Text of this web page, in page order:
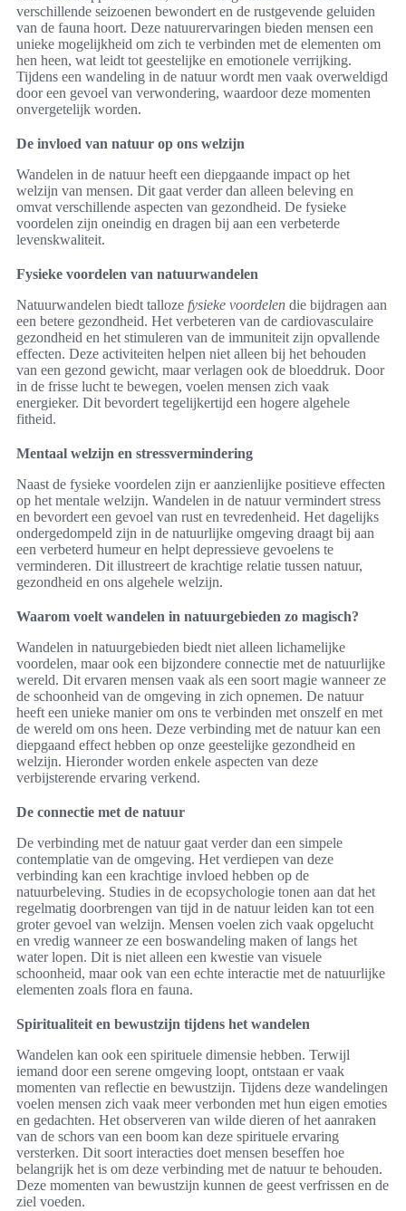
verschillende seizoenen bewondert en de rustgevende geluiden
van de fauna hoort. Deze natuurervaringen bieden mensen een
unieke mogelijkheid om zich te verbinden met de elementen om
hen heen, wat leidt tot geestelijke en emotionele verrijking.
Tijdens een wandeling in de natuur wordt men vaak overweldigd
door een gevoel van verwondering, waardoor deze momenten
onvergetelijk worden.
De invloed van natuur op ons welzijn
Wandelen in de natuur heeft een diepgaande impact op het
welzijn van mensen. Dit gaat verder dan alleen beleving en
omvat verschillende aspecten van gezondheid. De fysieke
voordelen zijn oneindig en dragen bij aan een verbeterde
levenskwaliteit.
Fysieke voordelen van natuurwandelen
Natuurwandelen biedt talloze fysieke voordelen die bijdragen aan
een betere gezondheid. Het verbeteren van de cardiovasculaire
gezondheid en het stimuleren van de immuniteit zijn opvallende
effecten. Deze activiteiten helpen niet alleen bij het behouden
van een gezond gewicht, maar verlagen ook de bloeddruk. Door
in de frisse lucht te bewegen, voelen mensen zich vaak
energieker. Dit bevordert tegelijkertijd een hogere algehele
fitheid.
Mentaal welzijn en stressvermindering
Naast de fysieke voordelen zijn er aanzienlijke positieve effecten
op het mentale welzijn. Wandelen in de natuur vermindert stress
en bevordert een gevoel van rust en tevredenheid. Het dagelijks
ondergedompeld zijn in de natuurlijke omgeving draagt bij aan
een verbeterd humeur en helpt depressieve gevoelens te
verminderen. Dit illustreert de krachtige relatie tussen natuur,
gezondheid en ons algehele welzijn.
Waarom voelt wandelen in natuurgebieden zo magisch?
Wandelen in natuurgebieden biedt niet alleen lichamelijke
voordelen, maar ook een bijzondere connectie met de natuurlijke
wereld. Dit ervaren mensen vaak als een soort magie wanneer ze
de schoonheid van de omgeving in zich opnemen. De natuur
heeft een unieke manier om ons te verbinden met onszelf en met
de wereld om ons heen. Deze verbinding met de natuur kan een
diepgaand effect hebben op onze geestelijke gezondheid en
welzijn. Hieronder worden enkele aspecten van deze
verbijsterende ervaring verkend.
De connectie met de natuur
De verbinding met de natuur gaat verder dan een simpele
contemplatie van de omgeving. Het verdiepen van deze
verbinding kan een krachtige invloed hebben op de
natuurbeleving. Studies in de ecopsychologie tonen aan dat het
regelmatig doorbrengen van tijd in de natuur leiden kan tot een
groter gevoel van welzijn. Mensen voelen zich vaak opgelucht
en vredig wanneer ze een boswandeling maken of langs het
water lopen. Dit is niet alleen een kwestie van visuele
schoonheid, maar ook van een echte interactie met de natuurlijke
elementen zoals flora en fauna.
Spiritualiteit en bewustzijn tijdens het wandelen
Wandelen kan ook een spirituele dimensie hebben. Terwijl
iemand door een serene omgeving loopt, ontstaan er vaak
momenten van reflectie en bewustzijn. Tijdens deze wandelingen
voelen mensen zich vaak meer verbonden met hun eigen emoties
en gedachten. Het observeren van wilde dieren of het aanraken
van de schors van een boom kan deze spirituele ervaring
versterken. Dit soort interacties doet mensen beseffen hoe
belangrijk het is om deze verbinding met de natuur te behouden.
Deze momenten van bewustzijn kunnen de geest verfrissen en de
ziel voeden.